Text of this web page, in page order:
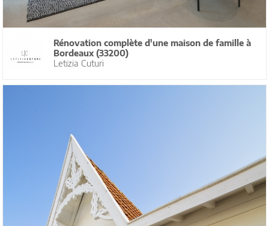
Rénovation complète d'une maison de famille à
Bordeaux (33200)
Letizia Cuturi